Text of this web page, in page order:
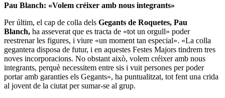
Pau Blanch: «Volem créixer amb nous integrants»
Per últim, el cap de colla dels Gegants de Roquetes, Pau
Blanch, ha asseverat que es tracta de «tot un orgull» poder
reestrenar les figures, i viure «un moment tan especial». «La colla
gegantera disposa de futur, i en aquestes Festes Majors tindrem tres
noves incorporacions. No obstant això, volem créixer amb nous
integrants, perquè necessitem entre sis i vuit persones per poder
portar amb garanties els Gegants», ha puntualitzat, tot fent una crida
al jovent de la ciutat per sumar-se al grup.